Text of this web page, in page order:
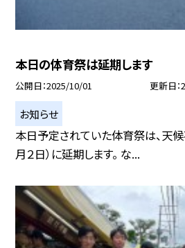
本日の体育祭は延期します
公開日 2025/10/01 更新日
お知らせ
本日予定されていた体育祭は、天候
月２日）に延期します。 な...